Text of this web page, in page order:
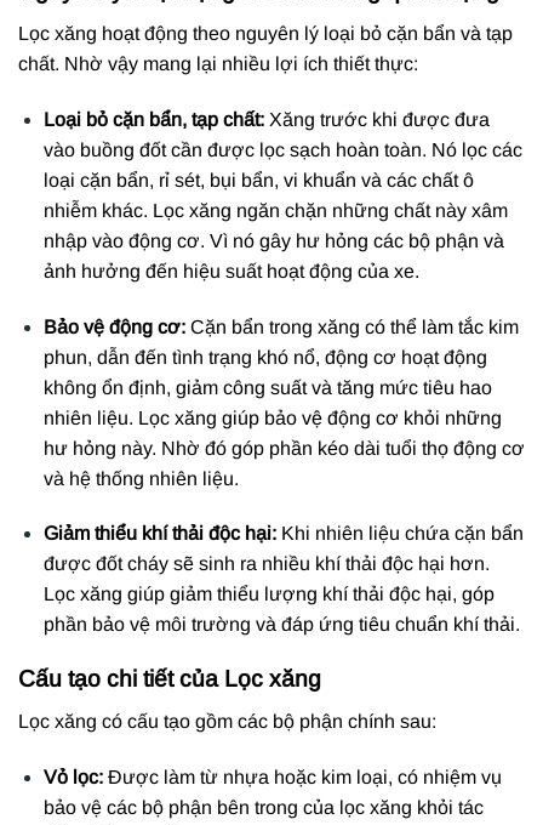
Lọc xăng hoạt động theo nguyên lý loại bỏ cặn bẩn và tạp
chất. Nhờ vậy mang lại nhiều lợi ích thiết thực:
Loại bỏ cặn bẩn, tạp chất:Xăng trước khi được đưa
vào buồng đốt cần được lọc sạch hoàn toàn. Nó lọc các
loại cặn bẩn, rỉ sét, bụi bẩn, vi khuẩn và các chất ô
nhiễm khác. Lọc xăng ngăn chặn những chất này xâm
nhập vào động cơ. Vì nó gây hư hỏng các bộ phận và
ảnh hưởng đến hiệu suất hoạt động của xe.
Bảo vệ động cơ: Cặn bẩn trong xăng có thể làm tắc kim
phun, dẫn đến tình trạng khó nổ, động cơ hoạt động
không ổn định, giảm công suất và tăng mức tiêu hao
nhiên liệu. Lọc xăng giúp bảo vệ động cơ khỏi những
hư hỏng này. Nhờ đó góp phần kéo dài tuổi thọ động cơ
và hệ thống nhiên liệu.
Giảm thiểu khí thải độc hại: Khi nhiên liệu chứa cặn bẩn
được đốt cháy sẽ sinh ra nhiều khí thải độc hại hơn.
Lọc xăng giúp giảm thiểu lượng khí thải độc hại, góp
phần bảo vệ môi trường và đáp ứng tiêu chuẩn khí thải.
Cấu tạo chi tiết của Lọc xăng
Lọc xăng có cấu tạo gồm các bộ phận chính sau:
Vỏ lọc: Được làm từ nhựa hoặc kim loại, có nhiệm vụ
bảo vệ các bộ phận bên trong của lọc xăng khỏi tác